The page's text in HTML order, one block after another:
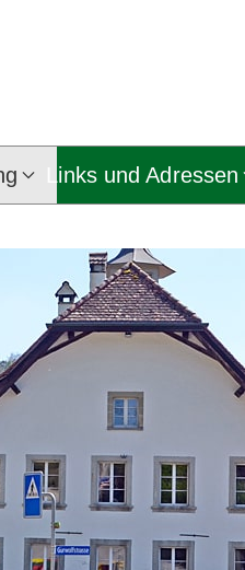
Links und Adressen